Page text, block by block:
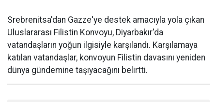
Srebrenitsa'dan Gazze'ye destek amacıyla yola çıkan
Uluslararası Filistin Konvoyu, Diyarbakır'da
vatandaşların yoğun ilgisiyle karşılandı. Karşılamaya
katılan vatandaşlar, konvoyun Filistin davasını yeniden
dünya gündemine taşıyacağını belirtti.